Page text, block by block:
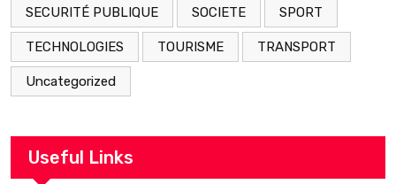
SECURITÉ PUBLIQUE SOCIETE SPORT
TECHNOLOGIES TOURISME TRANSPORT
Uncategorized
Useful Links